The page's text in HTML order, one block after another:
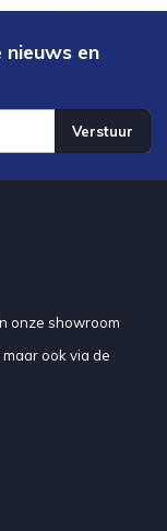
en
Verstuur
onze showroom
ook via de